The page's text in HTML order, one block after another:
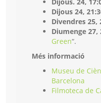
Dijous. 24,
Dijous 24,
Divendres 25,
Diumenge 27,
Green“.
Més informació
Museu de
Barcelona
Filmoteca de